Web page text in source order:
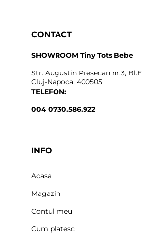
CONTACT
SHOWROOM Tiny Tots Bebe
Str. Augustin Presecan nr.3, Bl.E
Cluj-Napoca, 400505
TELEFON:
004 0730.586.922
INFO
Acasa
Magazin
Contul meu
Cum platesc